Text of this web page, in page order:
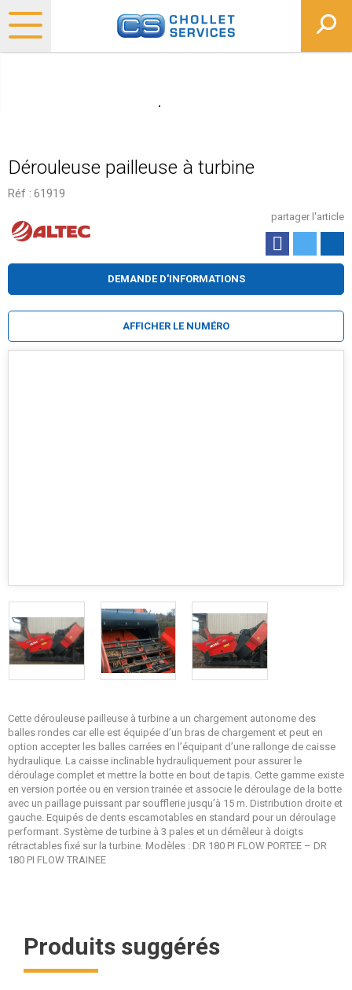
Dérouleuse pailleuse à turbine
Réf : 61919
partager l'article
Cette dérouleuse pailleuse à turbine a un chargement autonome des
balles rondes car elle est équipée d’un bras de chargement et peut en
option accepter les balles carrées en l’équipant d’une rallonge de caisse
hydraulique. La caisse inclinable hydrauliquement pour assurer le
déroulage complet et mettre la botte en bout de tapis. Cette gamme existe
en version portée ou en version trainée et associe le déroulage de la botte
avec un paillage puissant par soufflerie jusqu’à 15 m. Distribution droite et
gauche. Equipés de dents escamotables en standard pour un déroulage
performant. Système de turbine à 3 pales et un démêleur à doigts
rétractables fixé sur la turbine. Modèles : DR 180 PI FLOW PORTEE – DR
180 PI FLOW TRAINEE
DEMANDE D'INFORMATIONS
AFFICHER LE NUMÉRO
Produits suggérés